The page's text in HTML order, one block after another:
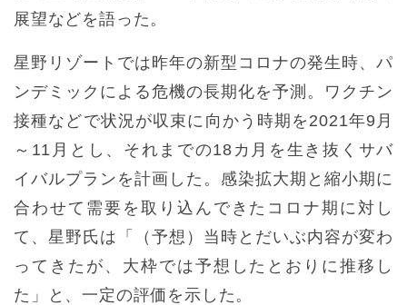
展望などを語った。
星野リゾートでは昨年の新型コロナの発生時、パ
ンデミックによる危機の長期化を予測。ワクチン
接種などで状況が収束に向かう時期を2021年9月
～11月とし、それまでの18カ月を生き抜くサバ
イバルプランを計画した。感染拡大期と縮小期に
合わせて需要を取り込んできたコロナ期に対し
て、星野氏は「（予想）当時とだいぶ内容が変わ
ってきたが、大枠では予想したとおりに推移し
た」と、一定の評価を示した。